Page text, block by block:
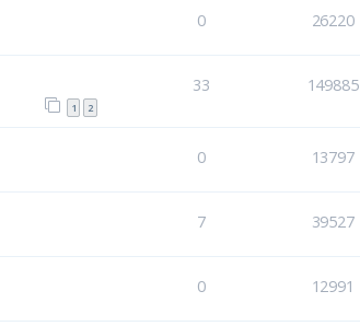
0 26220
1 2
33 149885
0 13797
7 39527
0 12991